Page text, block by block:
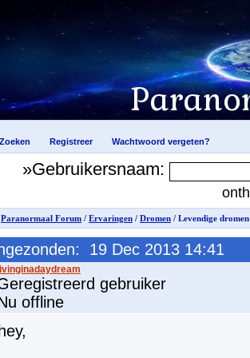
»Gebruikersnaam:
Paranormaal Forum / Ervaringen / Dromen / Levendige dromen
19 Dec 2013 14:41
gebruiker
offline
hey,